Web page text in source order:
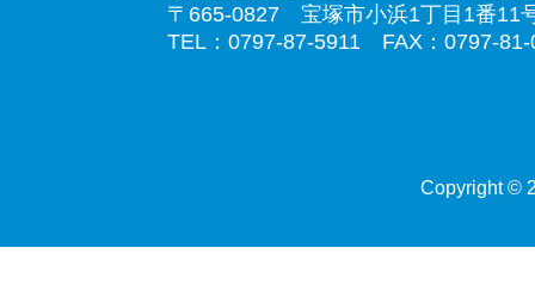
〒665-0827 宝塚市小浜1丁目1番11
TEL：0797-87-5911 FAX：0797-81-
Copyright ©